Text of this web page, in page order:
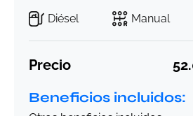
Diésel Manual
Precio
Beneficios incluidos: